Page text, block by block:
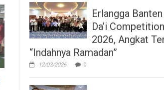
Erlangga
Da’i Competition
2026, Angkat
“Indahnya Ramadan”
12/03/2026 0